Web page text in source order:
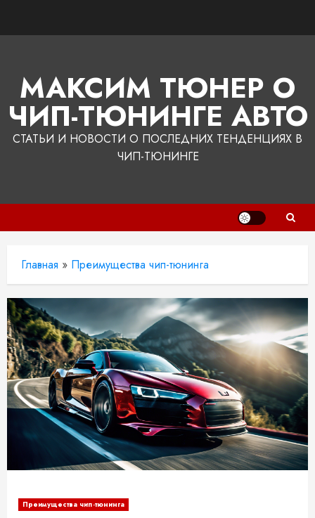
МАКСИМ ТЮНЕР О
ЧИП-ТЮНИНГЕ АВТО
СТАТЬИ И НОВОСТИ О ПОСЛЕДНИХ ТЕНДЕНЦИЯХ В
ЧИП-ТЮНИНГЕ
Главная » Преимущества чип-тюнинга
Преимущества чип-тюнинга